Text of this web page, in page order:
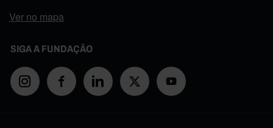
Ver no mapa
SIGA A FUNDAÇÃO